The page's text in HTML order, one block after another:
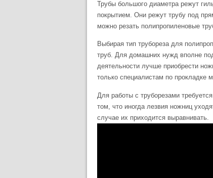
Трубы большого диаметра режут
покрытием. Они режут трубу под
можно резать полипропиленовые
Выбирая тип трубореза для
труб. Для домашних нужд вполне
деятельности лучше приобрести
только специалистам по прокладке
Для работы с труборезами
том, что иногда лезвия ножниц
случае их приходится выравнивать.